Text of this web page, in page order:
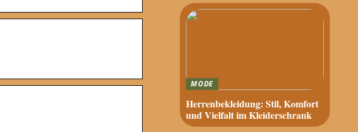
MODE
Herrenbekleidung: Stil, Komfort
und Vielfalt im Kleiderschrank